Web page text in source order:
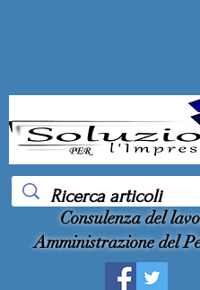
Consulenza del
Amministrazione del